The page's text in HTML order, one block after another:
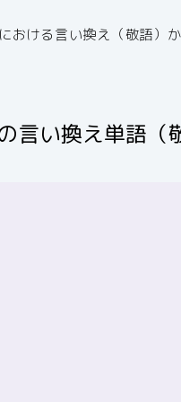
おける言い換え（敬語）か
言い換え単語（